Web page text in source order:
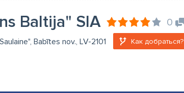
Baltija" SIA 0
Babītes nov., LV-2101 Как добраться?